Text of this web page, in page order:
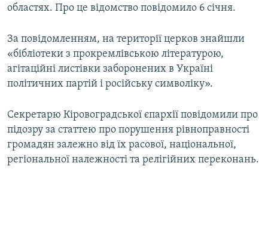
областях. Про це відомство повідомило 6 січня.
За повідомленням, на території церков знайшли
«бібліотеки з прокремлівською літературою,
агітаційні листівки заборонених в Україні
політичних партій і російську символіку».
Секретарю Кіровоградської єпархії повідомили про
підозру за статтею про порушення рівноправності
громадян залежно від їх расової, національної,
регіональної належності та релігійних переконань.